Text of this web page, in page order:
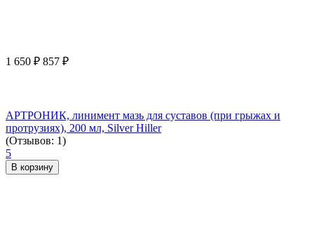
1 650 ₽ 857 ₽
АРТРОНИК, линимент мазь для суставов (при грыжах и
протрузиях), 200 мл, Silver Hiller
(Отзывов: 1)
5
В корзину